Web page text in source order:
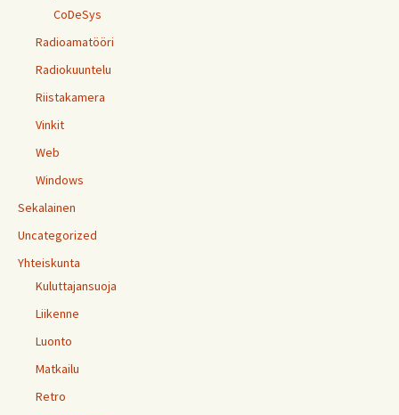
CoDeSys
Radioamatööri
Radiokuuntelu
Riistakamera
Vinkit
Web
Windows
Sekalainen
Uncategorized
Yhteiskunta
Kuluttajansuoja
Liikenne
Luonto
Matkailu
Retro